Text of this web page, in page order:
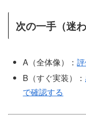
次の一手（迷
A（全体像）：
B（すぐ実装）：
で確認する